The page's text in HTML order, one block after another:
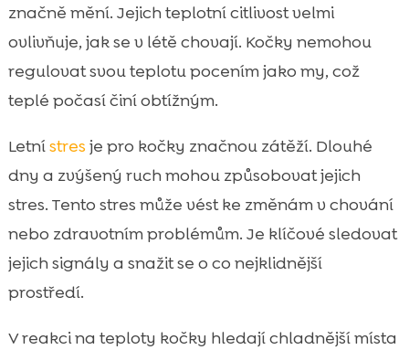
značně mění. Jejich teplotní citlivost velmi
ovlivňuje, jak se v létě chovají. Kočky nemohou
regulovat svou teplotu pocením jako my, což
teplé počasí činí obtížným.
Letnístres je pro kočky značnou zátěží. Dlouhé
dny a zvýšený ruch mohou způsobovat jejich
stres. Tento stres může vést ke změnám v chování
nebo zdravotním problémům. Je klíčové sledovat
jejich signály a snažit se o co nejklidnější
prostředí.
V reakci na teploty kočky hledají chladnější místa